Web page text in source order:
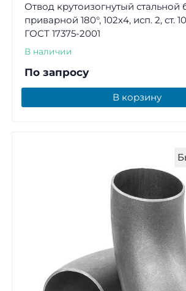
Отвод крутоизогнутый
приварной 180°, 102х4, исп. 2, ст.
ГОСТ 17375-2001
В наличии
По запросу
В корзину